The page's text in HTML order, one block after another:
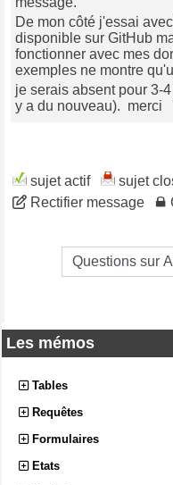
Les mémos
Tables
Requêtes
Formulaires
Etats
De mon côté j'essai
disponible sur GitHub
fonctionner avec mes
exemples ne montre
je serais absent pour 3-
y a du nouveau). merci
sujet actif sujet
Rectifier message